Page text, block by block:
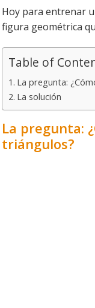
LinkedIn
X
(Twitter)
Facebook
Hoy para entrenar
figura geométrica
Table of
La pregunta:
La solución
La pregunta:
triángulos?